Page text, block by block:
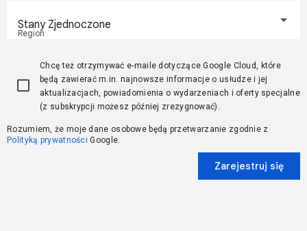
Region
Stany Zjednoczone
Chcę też otrzymywać e-maile dotyczące Google Cloud, które
będą zawierać m.in. najnowsze informacje o usłudze i jej
aktualizacjach, powiadomienia o wydarzeniach i oferty specjalne
(z subskrypcji możesz później zrezygnować).
Rozumiem, że moje dane osobowe będą przetwarzanie zgodnie z
Polityką prywatności Google.
Zarejestruj się